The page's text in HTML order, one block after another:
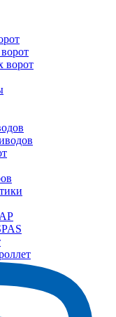
ворот